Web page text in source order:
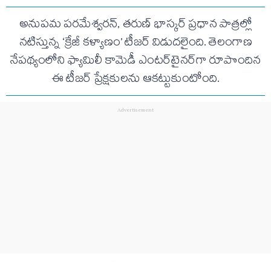
అనుపమ పరమేశ్వరన్, తరుణ్ భాస్కర్ ప్రధాన పాత్రల్లో
నటిస్తున్న ‘క్రేజీ కళ్యాణం’ టీజర్ విడుదలైంది. తెలంగాణ
నేపథ్యంలోని ఫ్యామిలీ కామెడీ ఎంటర్‌టైనర్‌గా రూపొందిన
ఈ టీజర్ ప్రేక్షకులను ఆకట్టుకుంటోంది.